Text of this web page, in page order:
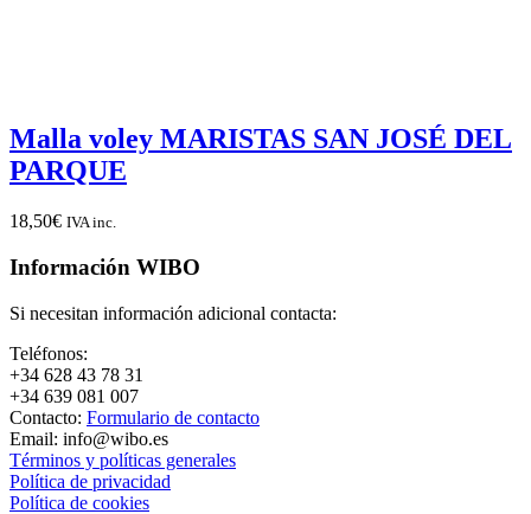
Malla voley MARISTAS SAN JOSÉ DEL
PARQUE
18,50€ IVA inc.
Información WIBO
Si necesitan información adicional contacta:
Teléfonos:
+34 628 43 78 31
+34 639 081 007
Contacto: Formulario de contacto
Email: info@wibo.es
Términos y políticas generales
Política de privacidad
Política de cookies